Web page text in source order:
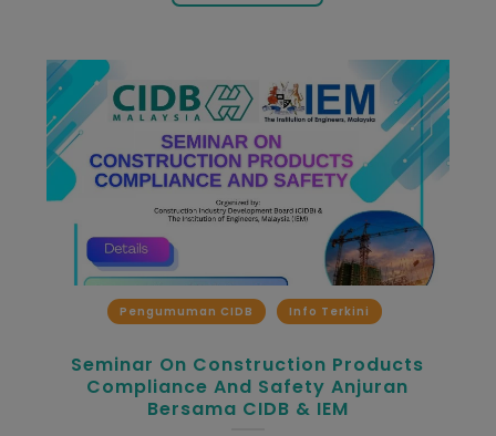
Pengumuman CIDB Info Terkini
Seminar On Construction Products
Compliance And Safety Anjuran
Bersama CIDB & IEM